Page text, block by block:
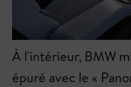
À l'intérieur, BMW
épuré avec le «